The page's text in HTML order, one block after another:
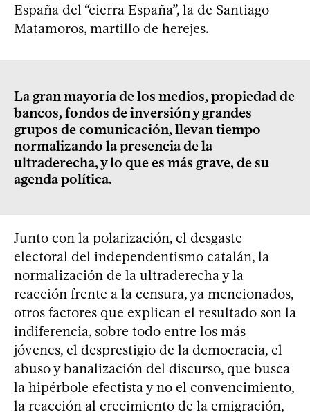
España del “cierra España”, la de Santiago
Matamoros, martillo de herejes.
La gran mayoría de los medios, propiedad de
bancos, fondos de inversión y grandes
grupos de comunicación, llevan tiempo
normalizando la presencia de la
ultraderecha, y lo que es más grave, de su
agenda política.
Junto con la polarización, el desgaste
electoral del independentismo catalán, la
normalización de la ultraderecha y la
reacción frente a la censura, ya mencionados,
otros factores que explican el resultado son la
indiferencia, sobre todo entre los más
jóvenes, el desprestigio de la democracia, el
abuso y banalización del discurso, que busca
la hipérbole efectista y no el convencimiento,
la reacción al crecimiento de la emigración,